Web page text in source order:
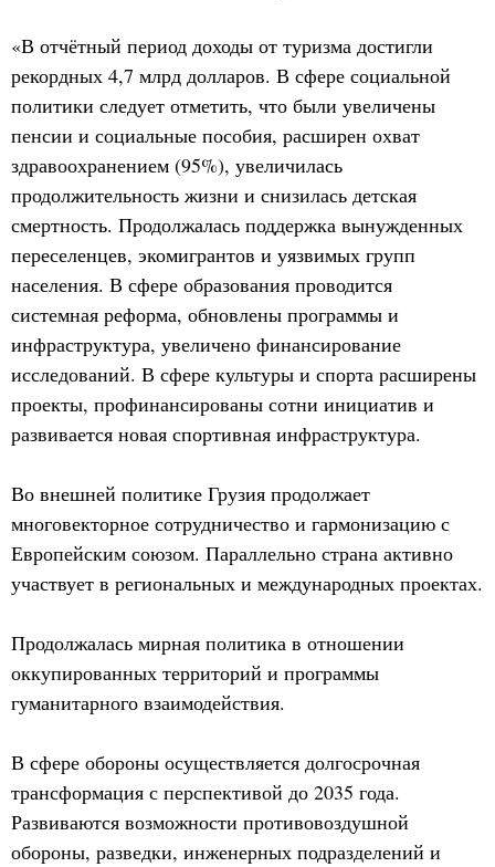
«В отчётный период доходы от туризма достигли
рекордных 4,7 млрд долларов. В сфере социальной
политики следует отметить, что были увеличены
пенсии и социальные пособия, расширен охват
здравоохранением (95%), увеличилась
продолжительность жизни и снизилась детская
смертность. Продолжалась поддержка вынужденных
переселенцев, экомигрантов и уязвимых групп
населения. В сфере образования проводится
системная реформа, обновлены программы и
инфраструктура, увеличено финансирование
исследований. В сфере культуры и спорта расширены
проекты, профинансированы сотни инициатив и
развивается новая спортивная инфраструктура.
Во внешней политике Грузия продолжает
многовекторное сотрудничество и гармонизацию с
Европейским союзом. Параллельно страна активно
участвует в региональных и международных проектах.
Продолжалась мирная политика в отношении
оккупированных территорий и программы
гуманитарного взаимодействия.
В сфере обороны осуществляется долгосрочная
трансформация с перспективой до 2035 года.
Развиваются возможности противовоздушной
обороны, разведки, инженерных подразделений и